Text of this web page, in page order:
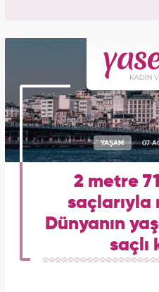
YAŞAM 07
2 metre
saçlarıyla
Dünyanın
saçlı